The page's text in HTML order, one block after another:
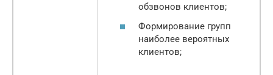
обзвонов клиентов;
Формирование групп
наиболее вероятных
клиентов;